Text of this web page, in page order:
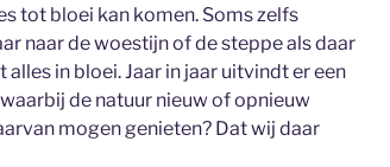
tot bloei kan komen. Soms zelfs
naar de woestijn of de steppe als daar
in bloei. Jaar in jaar uitvindt er een
de natuur nieuw of opnieuw
mogen genieten? Dat wij daar